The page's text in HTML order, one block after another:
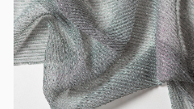
График работы и схема проезда
+7(918)873-53-45Мария
КАК СВЯЗАТЬСЯ